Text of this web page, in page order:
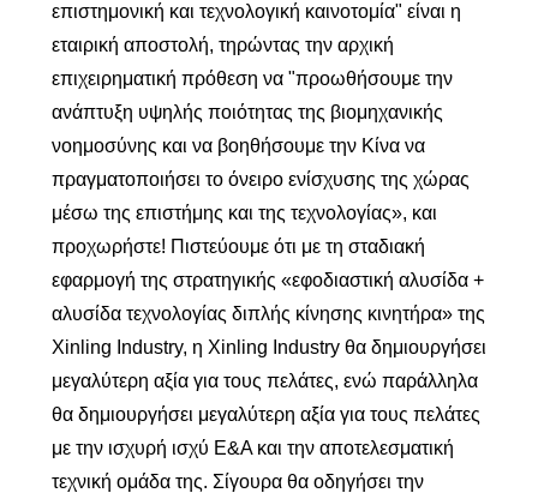
επιστημονική και τεχνολογική καινοτομία" είναι η
εταιρική αποστολή, τηρώντας την αρχική
επιχειρηματική πρόθεση να "προωθήσουμε την
ανάπτυξη υψηλής ποιότητας της βιομηχανικής
νοημοσύνης και να βοηθήσουμε την Κίνα να
πραγματοποιήσει το όνειρο ενίσχυσης της χώρας
μέσω της επιστήμης και της τεχνολογίας», και
προχωρήστε! Πιστεύουμε ότι με τη σταδιακή
εφαρμογή της στρατηγικής «εφοδιαστική αλυσίδα +
αλυσίδα τεχνολογίας διπλής κίνησης κινητήρα» της
Xinling Industry, η Xinling Industry θα δημιουργήσει
μεγαλύτερη αξία για τους πελάτες, ενώ παράλληλα
θα δημιουργήσει μεγαλύτερη αξία για τους πελάτες
με την ισχυρή ισχύ Ε&Α και την αποτελεσματική
τεχνική ομάδα της. Σίγουρα θα οδηγήσει την